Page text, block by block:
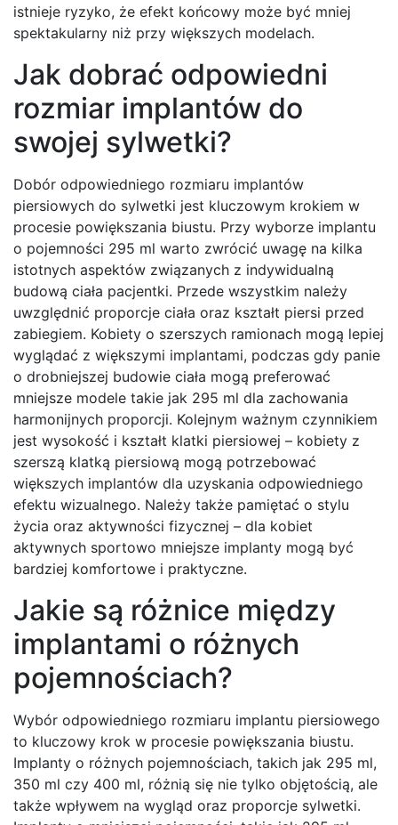
istnieje ryzyko, że efekt końcowy może być mniej
spektakularny niż przy większych modelach.
Jak dobrać odpowiedni
rozmiar implantów do
swojej sylwetki?
Dobór odpowiedniego rozmiaru implantów
piersiowych do sylwetki jest kluczowym krokiem w
procesie powiększania biustu. Przy wyborze implantu
o pojemności 295 ml warto zwrócić uwagę na kilka
istotnych aspektów związanych z indywidualną
budową ciała pacjentki. Przede wszystkim należy
uwzględnić proporcje ciała oraz kształt piersi przed
zabiegiem. Kobiety o szerszych ramionach mogą lepiej
wyglądać z większymi implantami, podczas gdy panie
o drobniejszej budowie ciała mogą preferować
mniejsze modele takie jak 295 ml dla zachowania
harmonijnych proporcji. Kolejnym ważnym czynnikiem
jest wysokość i kształt klatki piersiowej – kobiety z
szerszą klatką piersiową mogą potrzebować
większych implantów dla uzyskania odpowiedniego
efektu wizualnego. Należy także pamiętać o stylu
życia oraz aktywności fizycznej – dla kobiet
aktywnych sportowo mniejsze implanty mogą być
bardziej komfortowe i praktyczne.
Jakie są różnice między
implantami o różnych
pojemnościach?
Wybór odpowiedniego rozmiaru implantu piersiowego
to kluczowy krok w procesie powiększania biustu.
Implanty o różnych pojemnościach, takich jak 295 ml,
350 ml czy 400 ml, różnią się nie tylko objętością, ale
także wpływem na wygląd oraz proporcje sylwetki.